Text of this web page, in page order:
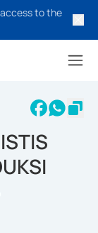
to the